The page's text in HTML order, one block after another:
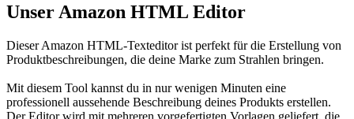
Unser Amazon HTML Editor
Dieser Amazon HTML-Texteditor ist perfekt für die Erstellung von
Produktbeschreibungen, die deine Marke zum Strahlen bringen.
Mit diesem Tool kannst du in nur wenigen Minuten eine
professionell aussehende Beschreibung deines Produkts erstellen.
Der Editor wird mit mehreren vorgefertigten Vorlagen geliefert, die